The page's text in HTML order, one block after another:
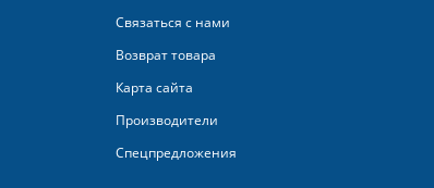
Связаться с нами
Возврат товара
Карта сайта
Производители
Спецпредложения